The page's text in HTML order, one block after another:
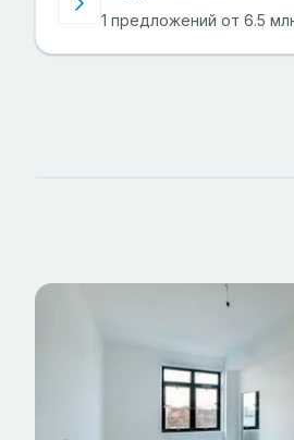
1 предложений от 6.5